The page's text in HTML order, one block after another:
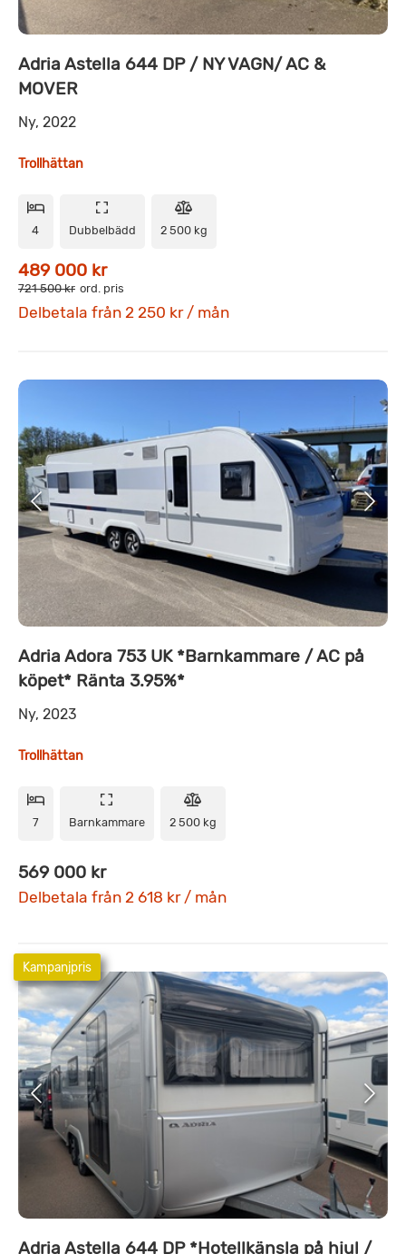
Adria Astella 644 DP / NY VAGN/ AC &
MOVER
Ny, 2022
Trollhättan
4 Dubbelbädd 2 500 kg
489 000 kr
721 500 kr ord. pris
Delbetala från 2 250 kr / mån
Adria Adora 753 UK *Barnkammare / AC på
köpet* Ränta 3.95%*
Ny, 2023
Trollhättan
7 Barnkammare 2 500 kg
569 000 kr
Delbetala från 2 618 kr / mån
Kampanjpris
Adria Astella 644 DP *Hotellkänsla på hjul /